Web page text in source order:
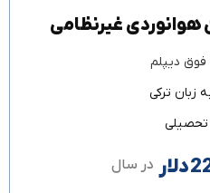
غیرنظامی
فوق دیپلم
زبان ترکی
در سال